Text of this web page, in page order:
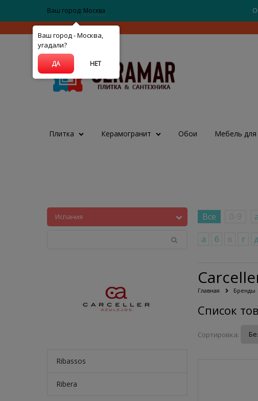
Ваш город: Москва
Плитка Керамогранит Обои Мебель для
Все a
а
б г д
Ribassos
Ribera
Главная Бренды
Список
Сортировка:
Ваш город - Москва,
угадали?
ДА НЕТ